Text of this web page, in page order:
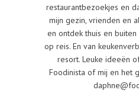
restaurantbezoekjes en
mijn gezin, vrienden en
en ontdek thuis en
op reis. En van
resort. Leuke ideeën
Foodinista of mij en het